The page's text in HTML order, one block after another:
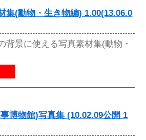
集(動物・生き物編) 1.00(13.06.0
背景に使える写真素材集(動物・
博物館)写真集 (10.02.09公開 1